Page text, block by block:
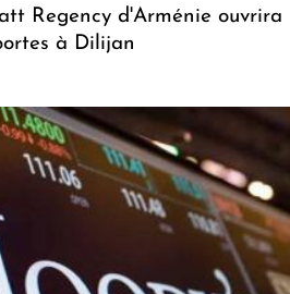
Regency d'Arménie ouvrira
à Dilijan